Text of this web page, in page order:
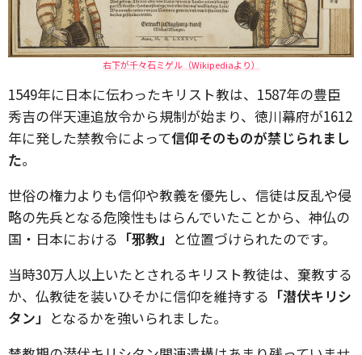
右下が千々石ミゲル（Wikipediaより）
1549年に日本に伝わったキリスト教は、1587年の豊臣
秀吉の伴天連追放令から規制が始まり、徳川幕府が1612
年に発した禁教令によって信仰そのものが禁じられまし
た。
世俗の権力よりも信仰や教義を優先し、信徒は反乱や侵
略の先兵となる危険性もはらんでいたことから、神仏の
国・日本における 「邪教」 と位置づけられたのです。
当時30万人以上いたとされるキリスト教徒は、棄教する
か、仏教徒を装いひそかに信仰を維持する 「潜伏キリシ
タン」 となるかを強いられました。